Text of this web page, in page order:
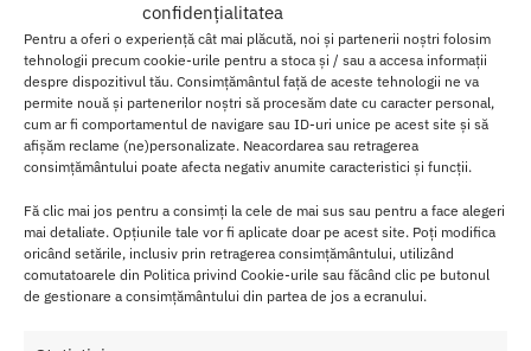
confidențialitatea
Pentru a oferi o experiență cât mai plăcută, noi și partenerii noștri folosim
tehnologii precum cookie-urile pentru a stoca și / sau a accesa informații
despre dispozitivul tău. Consimțământul față de aceste tehnologii ne va
permite nouă și partenerilor noștri să procesăm date cu caracter personal,
cum ar fi comportamentul de navigare sau ID-uri unice pe acest site și să
afișăm reclame (ne)personalizate. Neacordarea sau retragerea
consimțământului poate afecta negativ anumite caracteristici și funcții.
Fă clic mai jos pentru a consimți la cele de mai sus sau pentru a face alegeri
mai detaliate. Opțiunile tale vor fi aplicate doar pe acest site. Poți modifica
oricând setările, inclusiv prin retragerea consimțământului, utilizând
comutatoarele din Politica privind Cookie-urile sau făcând clic pe butonul
de gestionare a consimțământului din partea de jos a ecranului.
Are o potrivire confortabila datorita materialului sau elastic si
designului sau inteligent. Se adapteaza la forma corpului, oferind
libertate de miscare si confort pe tot parcursul purtarii. Este
disponibil in marimea S/L (Small – Large), potrivindu-se pe o gama
larga de dimensiuni de corp.